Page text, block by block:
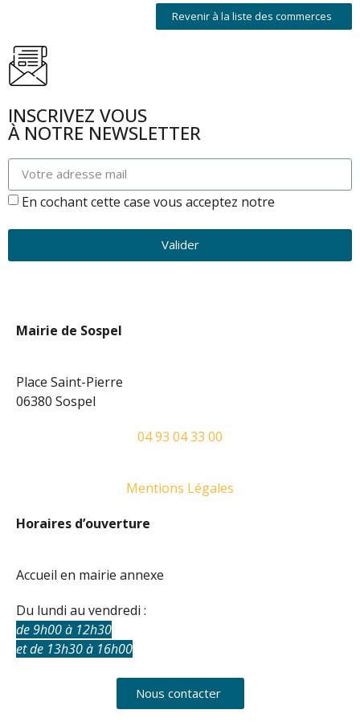
Revenir à la liste des commerces
INSCRIVEZ VOUS
À NOTRE NEWSLETTER
En cochant cette case vous acceptez notre
Valider
Mairie de Sospel
Place Saint-Pierre
06380 Sospel
04 93 04 33 00
Mentions Légales
Horaires d’ouverture
Accueil en mairie annexe
Du lundi au vendredi :
de 9h00 à 12h30
et de 13h30 à 16h00
Nous contacter